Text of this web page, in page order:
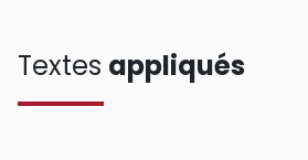
Textes appliqués